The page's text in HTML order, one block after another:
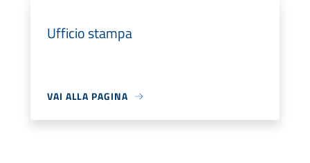
Ufficio stampa
VAI ALLA PAGINA